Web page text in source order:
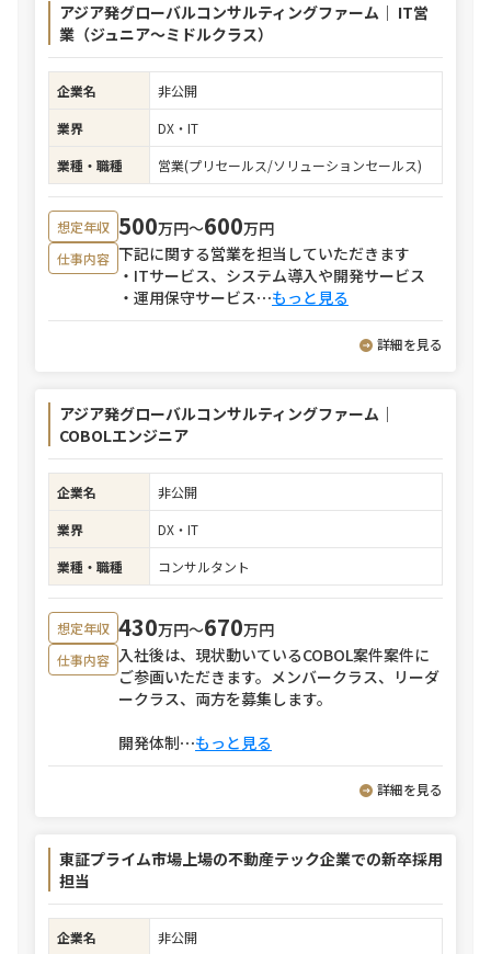
アジア発グローバルコンサルティングファーム｜ IT営
業（ジュニア～ミドルクラス）
企業名
非公開
業界
DX・IT
業種・職種
営業(プリセールス/ソリューションセールス)
想定年収 500万円〜600万円
仕事内容 下記に関する営業を担当していただきます
・ITサービス、システム導入や開発サービス
・運用保守サービス⋯もっと見る
詳細を見る
アジア発グローバルコンサルティングファーム｜
COBOLエンジニア
企業名
非公開
業界
DX・IT
業種・職種
コンサルタント
想定年収 430万円〜670万円
仕事内容 入社後は、現状動いているCOBOL案件案件に
ご参画いただきます。メンバークラス、リーダ
ークラス、両方を募集します。
開発体制⋯もっと見る
詳細を見る
東証プライム市場上場の不動産テック企業での新卒採用
担当
企業名
非公開